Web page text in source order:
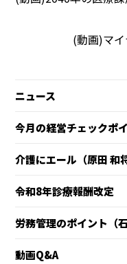
(動画)マ
ニュース
今月の経営チェックポ
介護にエール（原田 和将
令和8年診療報酬改定
労務管理のポイント（石
動画Q&A